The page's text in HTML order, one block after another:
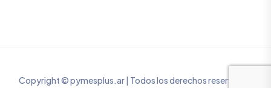
Copyright © pymesplus.ar | Todos los derechos reservados